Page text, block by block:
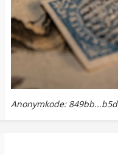
Anonymkode: 849bb...b5d